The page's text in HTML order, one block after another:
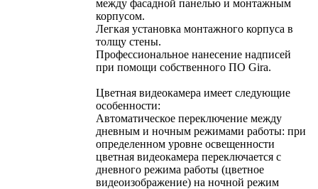
между фасадной панелью и монтажным
корпусом.
Легкая установка монтажного корпуса в
толщу стены.
Профессиональное нанесение надписей
при помощи собственного ПО Gira.
Цветная видеокамера имеет следующие
особенности:
Автоматическое переключение между
дневным и ночным режимами работы: при
определенном уровне освещенности
цветная видеокамера переключается с
дневного режима работы (цветное
видеоизображение) на ночной режим